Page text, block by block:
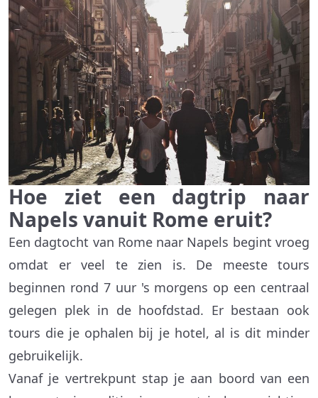
Hoe ziet een dagtrip naar
Napels vanuit Rome eruit?
Een dagtocht van Rome naar Napels begint vroeg
omdat er veel te zien is. De meeste tours
beginnen rond 7 uur 's morgens op een centraal
gelegen plek in de hoofdstad. Er bestaan ook
tours die je ophalen bij je hotel, al is dit minder
gebruikelijk.
Vanaf je vertrekpunt stap je aan boord van een